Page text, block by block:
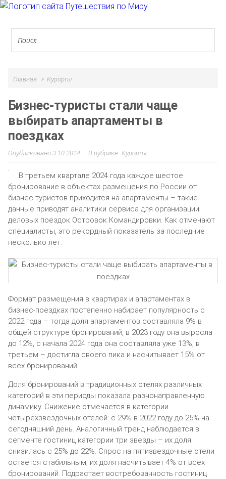
Главная Курорты
Бизнес-туристы стали чаще
выбирать апартаменты в
поездках
3.10.2024 Курорты
В третьем квартале 2024 года каждое шестое
бронирование в объектах размещения по России от
бизнес-туристов приходится на апартаменты – такие
данные приводят аналитики сервиса для организации
деловых поездок Островок Командировки. Как отмечают
специалисты, это рекордный показатель за последние
несколько лет.
Формат размещения в квартирах и апартаментах в
бизнес-поездках постепенно набирает популярность с
2022 года – тогда доля апартаментов составляла 9% в
общей структуре бронирований, в 2023 году она выросла
до 12%, с начала 2024 года она составляла уже 13%, в
третьем – достигла своего пика и насчитывает 15% от
всех бронирований.
Доля бронирований в традиционных отелях различных
категорий в эти периоды показала разнонаправленную
динамику. Снижение отмечается в категории
четырехзвездочных отелей: с 29% в 2022 году до 25% на
сегодняшний день. Аналогичный тренд наблюдается в
сегменте гостиниц категории три звезды – их доля
снизилась с 25% до 22%. Спрос на пятизвездочные отели
остается стабильным, их доля насчитывает 4% от всех
бронирований. Подрастает востребованность гостиниц